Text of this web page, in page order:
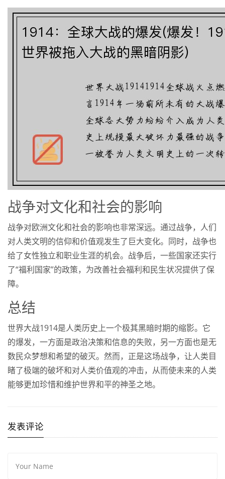
战争对文化和社会的影响
战争对欧洲文化和社会的影响也非常深远。通过战争，人们
对人类文明的信仰和价值观发生了巨大变化。同时，战争也
给了女性独立和职业生涯的机会。战争后，一些国家还实行
了“福利国家”的政策，为改善社会福利和民生状况提供了保
障。
总结
世界大战1914是人类历史上一个极其黑暗时期的缩影。它
的爆发，一方面是政治决策和信息的失败，另一方面也是无
数民众梦想和希望的破灭。然而，正是这场战争，让人类目
睹了极端的破坏和对人类价值观的冲击，从而使未来的人类
能够更加珍惜和维护世界和平的神圣之地。
发表评论